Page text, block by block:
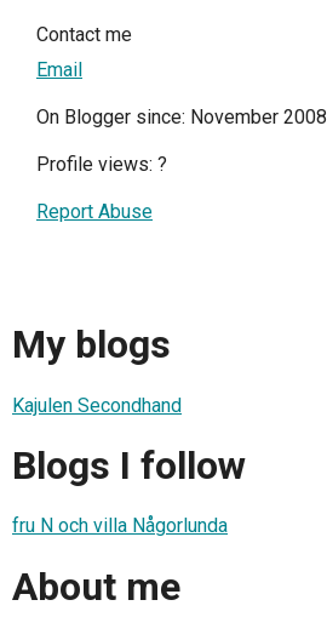
Contact me
Email
On Blogger since: November 2008
Profile views: ?
Report Abuse
My blogs
Kajulen Secondhand
Blogs I follow
fru N och villa Någorlunda
About me